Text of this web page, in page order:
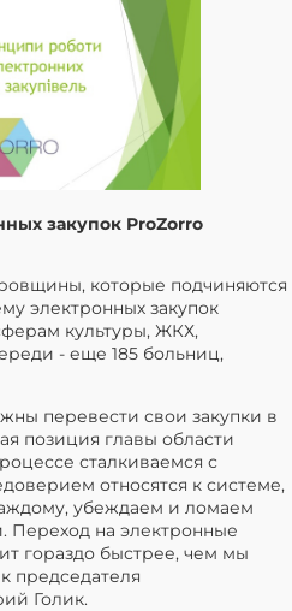
закупок ProZorro
которые подчиняются
электронных закупок
культуры, ЖКХ,
- еще 185 больниц,
перевести свои закупки в
позиция главы области
сталкиваемся с
относятся к системе,
убеждаем и ломаем
Переход на электронные
гораздо быстрее, чем мы
председателя
Голик.